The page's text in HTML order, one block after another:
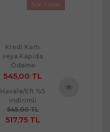
Son Fırsat
Kredi Kartı
veya Kapıda
Ödeme
545,00 TL
Havale/Eft %5
indirimli
545,00 TL
517,75 TL